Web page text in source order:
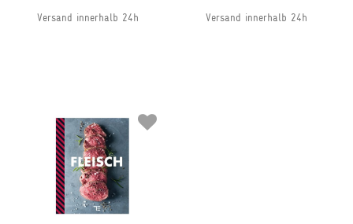
Versand innerhalb 24h Versand innerhalb 24h